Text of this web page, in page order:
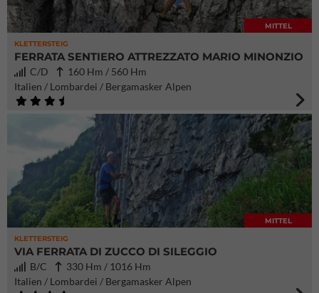
KLETTERSTEIG
MITTEL
FERRATA SENTIERO ATTREZZATO MARIO MINONZIO
C/D
160 Hm / 560 Hm
Italien / Lombardei / Bergamasker Alpen
KLETTERSTEIG
MITTEL
VIA FERRATA DI ZUCCO DI SILEGGIO
B/C
330 Hm / 1016 Hm
Italien / Lombardei / Bergamasker Alpen